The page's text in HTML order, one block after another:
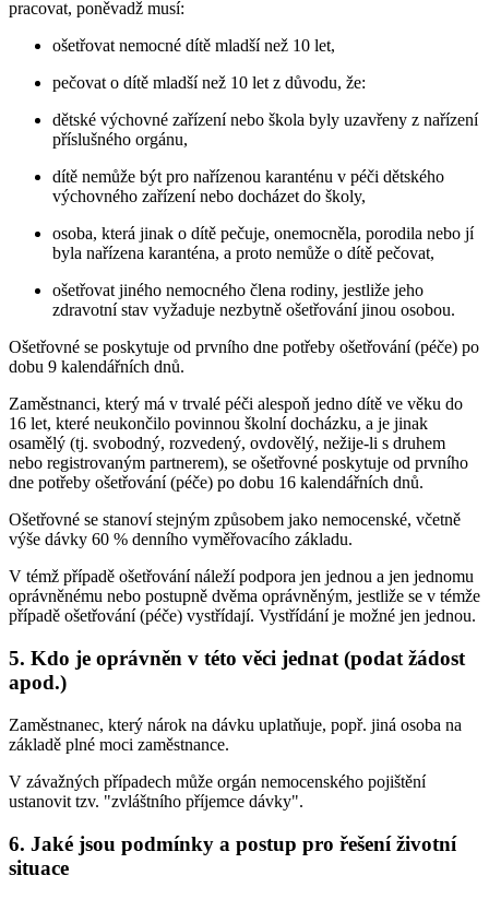
pracovat, poněvadž musí:
ošetřovat nemocné dítě mladší než 10 let,
pečovat o dítě mladší než 10 let z důvodu, že:
dětské výchovné zařízení nebo škola byly uzavřeny z nařízení
příslušného orgánu,
dítě nemůže být pro nařízenou karanténu v péči dětského
výchovného zařízení nebo docházet do školy,
osoba, která jinak o dítě pečuje, onemocněla, porodila nebo jí
byla nařízena karanténa, a proto nemůže o dítě pečovat,
ošetřovat jiného nemocného člena rodiny, jestliže jeho
zdravotní stav vyžaduje nezbytně ošetřování jinou osobou.
Ošetřovné se poskytuje od prvního dne potřeby ošetřování (péče) po
dobu 9 kalendářních dnů.
Zaměstnanci, který má v trvalé péči alespoň jedno dítě ve věku do
16 let, které neukončilo povinnou školní docházku, a je jinak
osamělý (tj. svobodný, rozvedený, ovdovělý, nežije-li s druhem
nebo registrovaným partnerem), se ošetřovné poskytuje od prvního
dne potřeby ošetřování (péče) po dobu 16 kalendářních dnů.
Ošetřovné se stanoví stejným způsobem jako nemocenské, včetně
výše dávky 60 % denního vyměřovacího základu.
V témž případě ošetřování náleží podpora jen jednou a jen jednomu
oprávněnému nebo postupně dvěma oprávněným, jestliže se v témže
případě ošetřování (péče) vystřídají. Vystřídání je možné jen jednou.
5. Kdo je oprávněn v této věci jednat (podat žádost
apod.)
Zaměstnanec, který nárok na dávku uplatňuje, popř. jiná osoba na
základě plné moci zaměstnance.
V závažných případech může orgán nemocenského pojištění
ustanovit tzv. "zvláštního příjemce dávky".
6. Jaké jsou podmínky a postup pro řešení životní
situace